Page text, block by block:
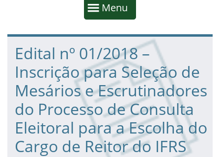
Mostrar
Menu
Fim da navegação
Início do conteúdo
Edital nº 01/2018 –
Inscrição para Seleção de
Mesários e Escrutinadores
do Processo de Consulta
Eleitoral para a Escolha do
Cargo de Reitor do IFRS